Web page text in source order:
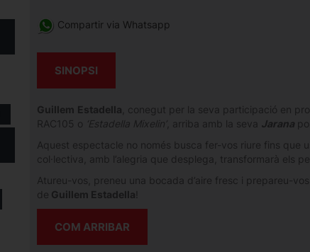
Compartir via Whatsapp
SINOPSI
Guillem Estadella , conegut per la seva participació en
RAC105 o ‘Estadella Mixelin’ , arriba amb la seva Jarana
Aquest espectacle no només busca fer-vos riure fins que
col·lectiva, amb l’alegria que desplega, transformarà els
Atureu-vos, preneu una bocada d’aire fresc i prepareu-
de Guillem Estadella
COM ARRIBAR